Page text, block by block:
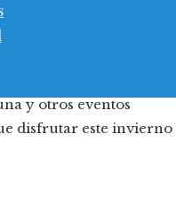
y otros eventos
disfrutar este invierno